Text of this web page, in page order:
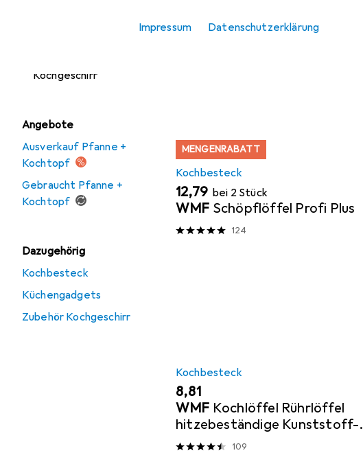
Impressum Datenschutzerklärung
Kochgeschirr
Angebote
Ausverkauf Pfanne +
Kochtopf
Gebraucht Pfanne +
Kochtopf
Dazugehörig
Kochbesteck
Küchengadgets
Zubehör Kochgeschirr
MENGENRABATT
Kochbesteck
EUR
12,79 bei 2 Stück
WMF Schöpflöffel Profi Plus
124
Kochbesteck
EUR
8,81
WMF Kochlöffel Rührlöffel
hitzebeständige Kunststoff-
Laffe 30cm Gourmet Edelstahl
109